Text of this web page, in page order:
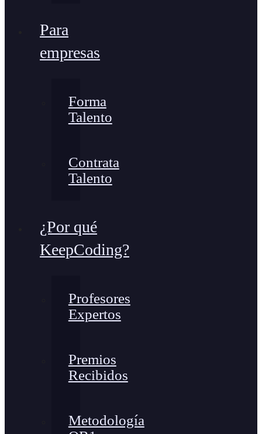
Para
empresas
Forma
Talento
Contrata
Talento
¿Por qué
KeepCoding?
Profesores
Expertos
Premios
Recibidos
Metodología